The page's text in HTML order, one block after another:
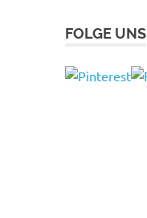
FOLGE UNS